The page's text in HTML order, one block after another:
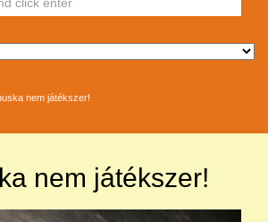
nem játékszer!
nem játékszer!